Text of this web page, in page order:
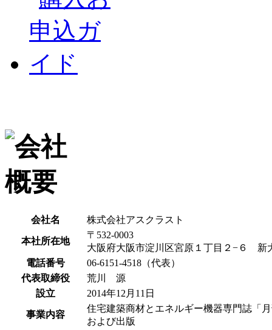
会社名 株式会社アスクラスト
本社所在地
〒532-0003
大阪府大阪市淀川区宮原１丁目２−６ 新
電話番号
06-6151-4518（代表）
代表取締役
荒川 源
設立
2014年12月11日
事業内容
住宅建築商材とエネルギー機器専門誌「
および出版